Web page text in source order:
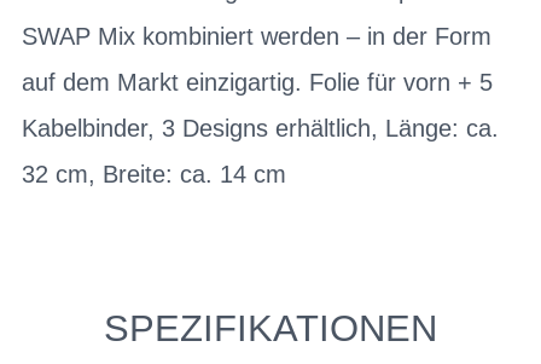
SWAP Mix kombiniert werden – in der Form
auf dem Markt einzigartig. Folie für vorn + 5
Kabelbinder, 3 Designs erhältlich, Länge: ca.
32 cm, Breite: ca. 14 cm
SPEZIFIKATIONEN